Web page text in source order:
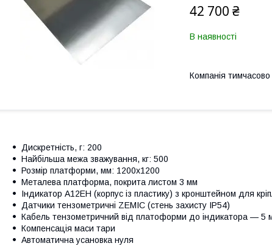
42 700 ₴
В наявності
Компанія
Дискретність, г: 200
Найбільша межа зважування, кг: 500
Розмір платформи, мм: 1200х1200
Металева платформа, покрита листом 3 мм
Індикатор A12ЕН (корпус із пластику) з кронштейном для
Датчики тензометричні ZEMIC (стень захисту IP54)
Кабель тензометричний від платоформи до індикатора — 5
Компенсація маси тари
Автомaтична усaновка нуля